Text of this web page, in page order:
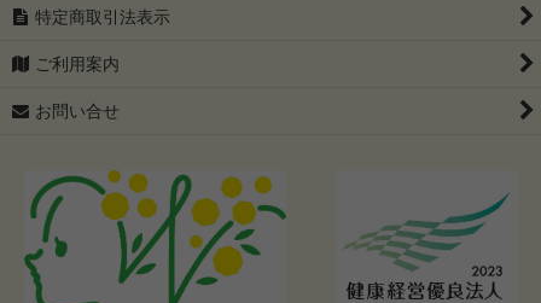
特定商取引法表示
ご利用案内
お問い合せ